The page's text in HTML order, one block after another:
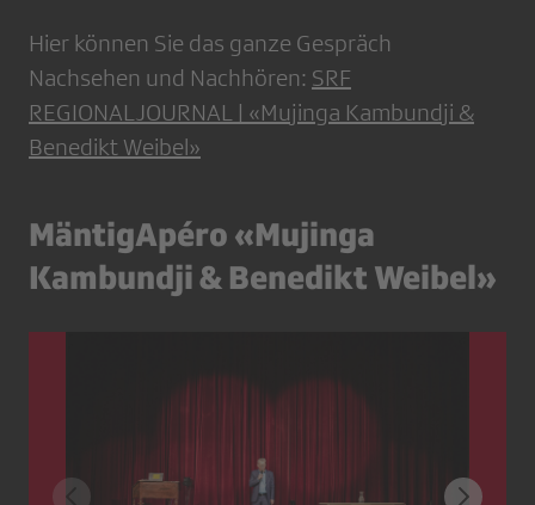
Hier können Sie das ganze Gespräch
Nachsehen und Nachhören: SRF
REGIONALJOURNAL | «Mujinga Kambundji &
Benedikt Weibel»
MäntigApéro «Mujinga
Kambundji & Benedikt Weibel»